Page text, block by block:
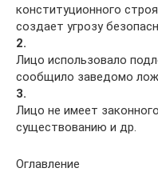
конституционного
создает угрозу
2.
Лицо использовало
сообщило заведомо
3.
Лицо не имеет
существованию и др.
Оглавление